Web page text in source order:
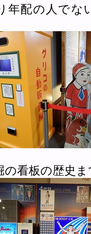
年配の人でな
の看板の歴史